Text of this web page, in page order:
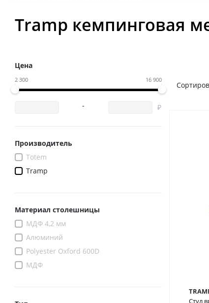
Tramp кемпинговая
Цена
2 300 16 900
-
Производитель
Totem
Tramp
Материал столешницы
МДФ 4,2 мм
Алюминий
Polyester Oxford 600D
МДФ
Стул